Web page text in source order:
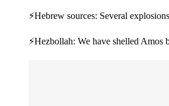
⚡️Hebrew sources: Several
⚡️Hezbollah: We have shelled